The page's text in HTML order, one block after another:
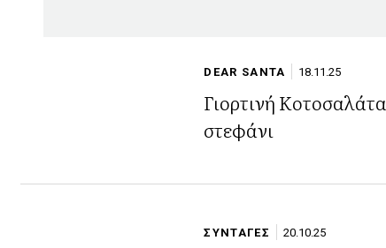
DEAR SANTA 18.11.25
Γιορτινή Κοτοσαλάτα
στεφάνι
ΣΥΝΤΑΓΕΣ 20.10.25